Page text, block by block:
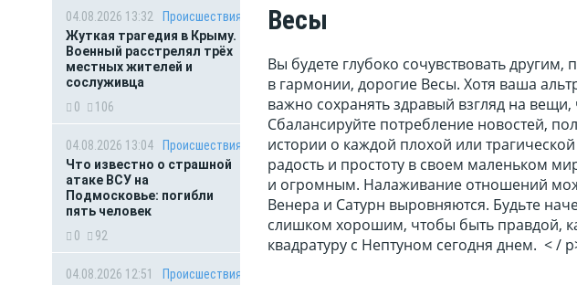
04.08.2026 13:32
Происшествия
Жуткая трагедия в Крыму.
Военный расстрелял трёх
местных жителей и
сослуживца
0
106
04.08.2026 13:04
Происшествия
Что известно о страшной
атаке ВСУ на
Подмосковье: погибли
пять человек
0
92
04.08.2026 12:51
Происшествия
Весы
Вы будете глубоко сочувствовать
в гармонии, дорогие Весы. Хотя ваша
важно сохранять здравый взгляд на вещи,
Сбалансируйте потребление новостей,
истории о каждой плохой или
радость и простоту в своем маленьком
и огромным. Налаживание отношений
Венера и Сатурн выровняются. Будьте
слишком хорошим, чтобы быть правдой,
квадратуру с Нептуном сегодня днем. < /